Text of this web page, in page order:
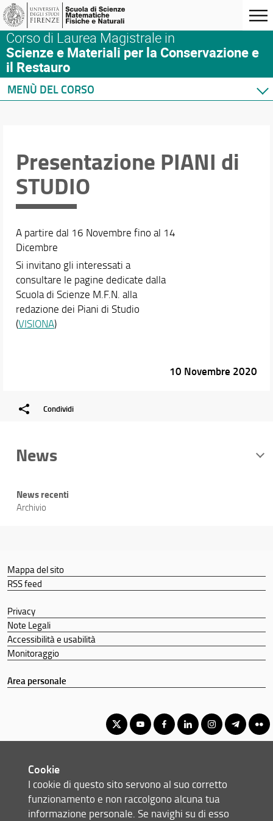
Corso di Laurea Magistrale in
Scienze e Materiali per la Conservazione e
il Restauro
MENÙ DEL CORSO
Docenti
Orario e calendari
Presentazione PIANI di
STUDIO
A partire dal 16 Novembre fino al 14
Dicembre
Si invitano gli interessati a
consultare le pagine dedicate dalla
Scuola di Scienze M.F.N. alla
redazione dei Piani di Studio
(VISIONA)
10 Novembre 2020
Condividi
News
News recenti
Archivio
Mappa del sito
RSS feed
Privacy
Note Legali
Accessibilità e usabilità
Monitoraggio
Area personale
© Copyright 2012-2026 Università degli Studi di Firenze UNIFI
P.IVA/Cod.Fis 01279680480
Cookie
I cookie di questo sito servono al suo corretto
funzionamento e non raccolgono alcuna tua
informazione personale. Se navighi su di esso